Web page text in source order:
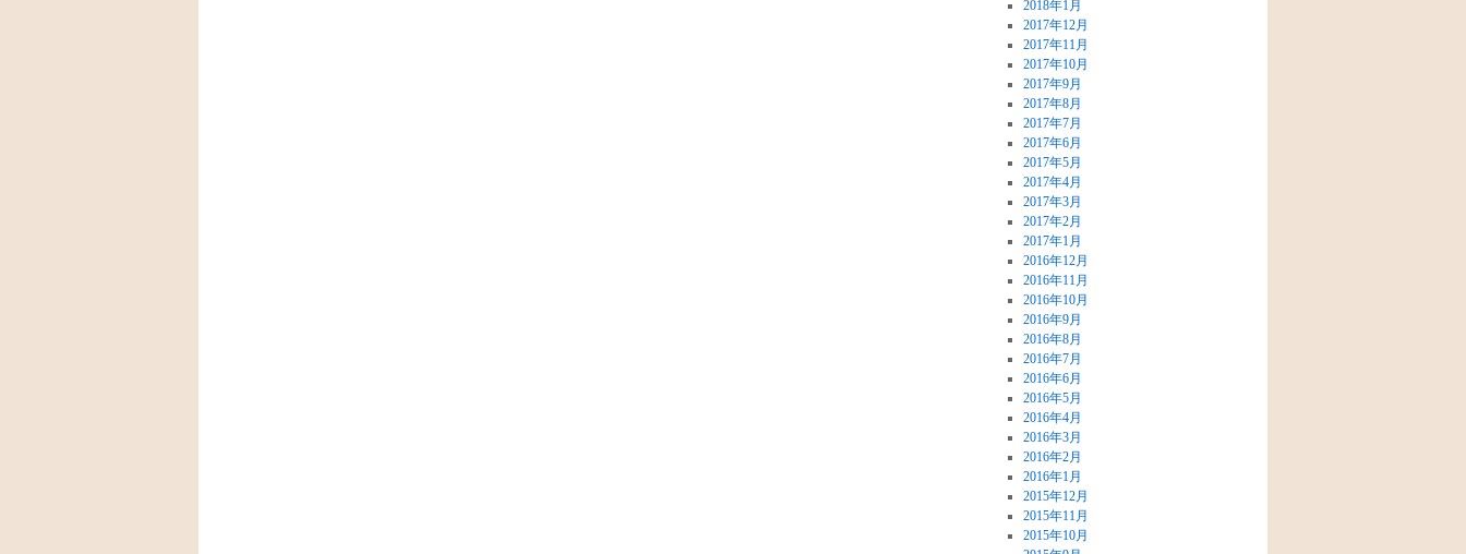
2018年1月
2017年12月
2017年11月
2017年10月
2017年9月
2017年8月
2017年7月
2017年6月
2017年5月
2017年4月
2017年3月
2017年2月
2017年1月
2016年12月
2016年11月
2016年10月
2016年9月
2016年8月
2016年7月
2016年6月
2016年5月
2016年4月
2016年3月
2016年2月
2016年1月
2015年12月
2015年11月
2015年10月